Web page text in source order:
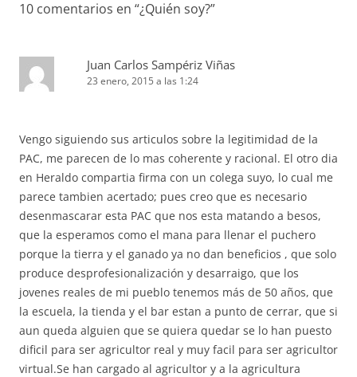
10 comentarios en “¿Quién soy?”
Juan Carlos Sampériz Viñas
23 enero, 2015 a las 1:24
Vengo siguiendo sus articulos sobre la legitimidad de la
PAC, me parecen de lo mas coherente y racional. El otro dia
en Heraldo compartia firma con un colega suyo, lo cual me
parece tambien acertado; pues creo que es necesario
desenmascarar esta PAC que nos esta matando a besos,
que la esperamos como el mana para llenar el puchero
porque la tierra y el ganado ya no dan beneficios , que solo
produce desprofesionalización y desarraigo, que los
jovenes reales de mi pueblo tenemos más de 50 años, que
la escuela, la tienda y el bar estan a punto de cerrar, que si
aun queda alguien que se quiera quedar se lo han puesto
dificil para ser agricultor real y muy facil para ser agricultor
virtual.Se han cargado al agricultor y a la agricultura